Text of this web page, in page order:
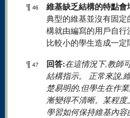
¶ 46 維基缺乏結構的特點
典型的維基並沒有固
構就由編寫的用戶自
比較小的學生造成一定
¶ 47 回答:在這情況下,教師
結構指示。 正常來說,
楚易明的,但學生在作
漸變得不清晰。某程
學習如何保持維基內